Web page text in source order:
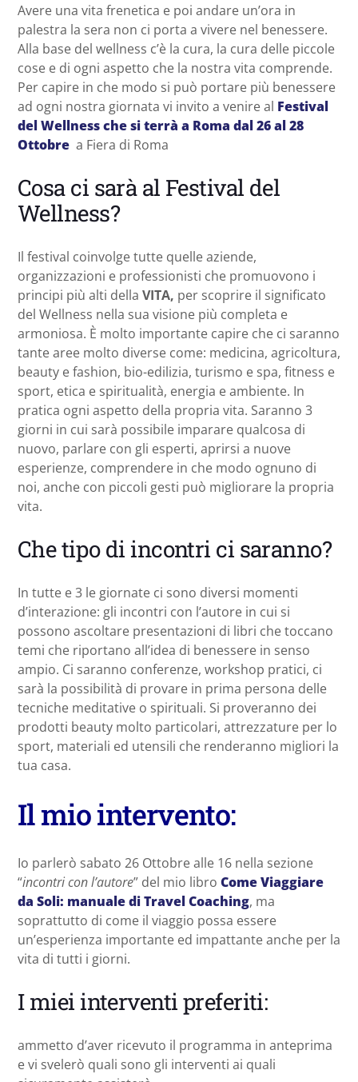
Avere una vita frenetica e poi andare un’ora in
palestra la sera non ci porta a vivere nel benessere.
Alla base del wellness c’è la cura, la cura delle piccole
cose e di ogni aspetto che la nostra vita comprende.
Per capire in che modo si può portare più benessere
ad ogni nostra giornata vi invito a venire al Festival
del Wellness che si terrà a Roma dal 26 al 28
Ottobre a Fiera di Roma
Cosa ci sarà al Festival del
Wellness?
Il festival coinvolge tutte quelle aziende,
organizzazioni e professionisti che promuovono i
principi più alti della VITA, per scoprire il significato
del Wellness nella sua visione più completa e
armoniosa. È molto importante capire che ci saranno
tante aree molto diverse come: medicina, agricoltura,
beauty e fashion, bio-edilizia, turismo e spa, fitness e
sport, etica e spiritualità, energia e ambiente. In
pratica ogni aspetto della propria vita. Saranno 3
giorni in cui sarà possibile imparare qualcosa di
nuovo, parlare con gli esperti, aprirsi a nuove
esperienze, comprendere in che modo ognuno di
noi, anche con piccoli gesti può migliorare la propria
vita.
Che tipo di incontri ci saranno?
In tutte e 3 le giornate ci sono diversi momenti
d’interazione: gli incontri con l’autore in cui si
possono ascoltare presentazioni di libri che toccano
temi che riportano all’idea di benessere in senso
ampio. Ci saranno conferenze, workshop pratici, ci
sarà la possibilità di provare in prima persona delle
tecniche meditative o spirituali. Si proveranno dei
prodotti beauty molto particolari, attrezzature per lo
sport, materiali ed utensili che renderanno migliori la
tua casa.
Il mio intervento:
Io parlerò sabato 26 Ottobre alle 16 nella sezione
“incontri con l’autore” del mio libro Come Viaggiare
da Soli: manuale di Travel Coaching, ma
soprattutto di come il viaggio possa essere
un’esperienza importante ed impattante anche per la
vita di tutti i giorni.
I miei interventi preferiti:
ammetto d’aver ricevuto il programma in anteprima
e vi svelerò quali sono gli interventi ai quali